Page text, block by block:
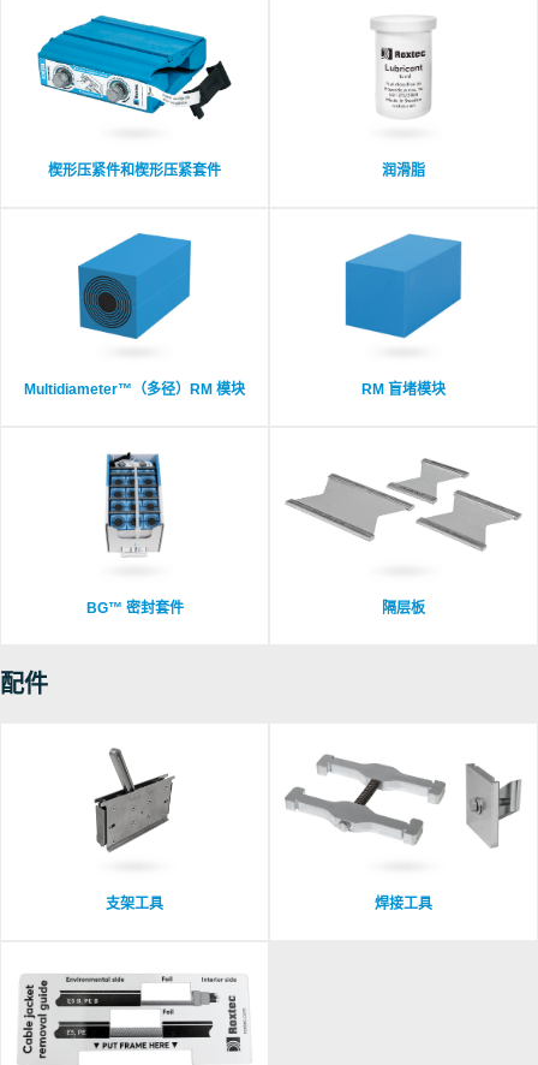
楔形压紧件和楔形压紧套件 润滑脂
Multidiameter™（多径）RM 模块 RM 盲堵模块
BG™ 密封套件 隔层板
配件
支架工具 焊接工具